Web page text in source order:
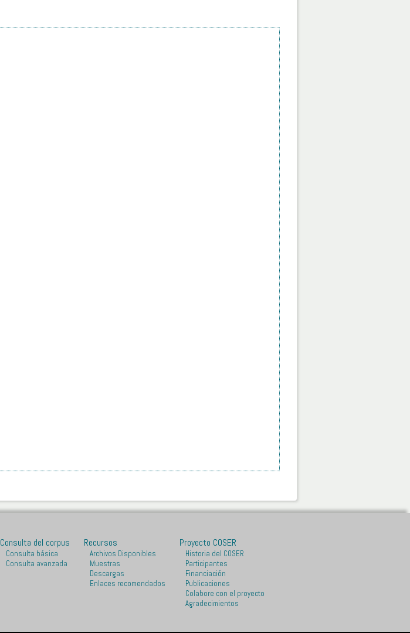
Consulta del corpus
Consulta básica
Consulta avanzada
Recursos
Archivos Disponibles
Muestras
Descargas
Enlaces recomendados
Proyecto COSER
Historia del COSER
Participantes
Financiación
Publicaciones
Colabore con el proyecto
Agradecimientos